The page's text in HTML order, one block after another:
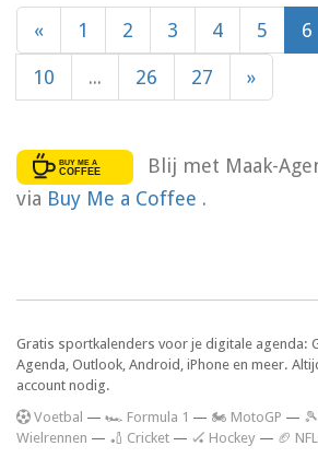
« 1 2 3 4 5 6
10 ... 26 27 »
Blij met Maak-
via Buy Me a Coffee .
Gratis sportkalenders voor je digitale agenda:
Agenda, Outlook, Android, iPhone en meer.
account nodig.
Voetbal — 🏎️ Formula 1 — 🏍 MotoGP —
Wielrennen — 🏏 Cricket — 🏑 Hockey — 🏈 NFL